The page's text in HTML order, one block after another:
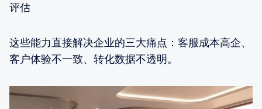
评估
这些能力直接解决企业的三大痛点：客服成本高企、
客户体验不一致、转化数据不透明。